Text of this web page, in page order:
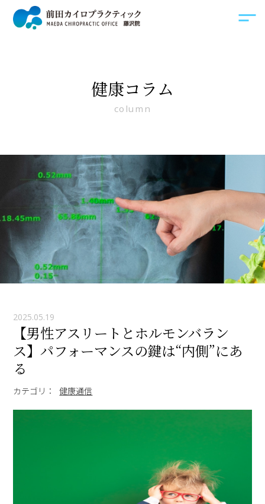
健康コラム
column
2025.05.19
【男性アスリートとホルモンバラン
ス】パフォーマンスの鍵は“内側”にあ
る
カテゴリ： 健康通信